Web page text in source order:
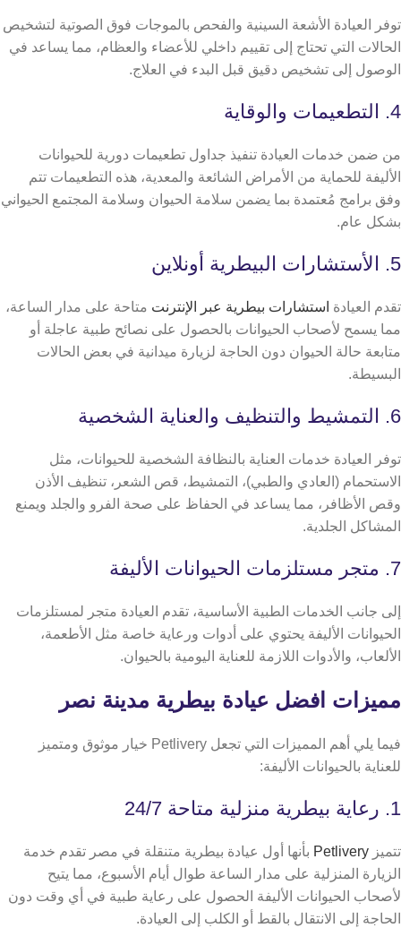
توفر العيادة الأشعة السينية والفحص بالموجات فوق الصوتية لتشخيص
الحالات التي تحتاج إلى تقييم داخلي للأعضاء والعظام، مما يساعد في
الوصول إلى تشخيص دقيق قبل البدء في العلاج.
4. التطعيمات والوقاية
من ضمن خدمات العيادة تنفيذ جداول تطعيمات دورية للحيوانات
الأليفة للحماية من الأمراض الشائعة والمعدية، هذه التطعيمات تتم
وفق برامج مُعتمدة بما يضمن سلامة الحيوان وسلامة المجتمع الحيواني
بشكل عام.
5. الأستشارات البيطرية أونلاين
تقدم العيادة استشارات بيطرية عبر الإنترنت متاحة على مدار الساعة،
مما يسمح لأصحاب الحيوانات بالحصول على نصائح طبية عاجلة أو
متابعة حالة الحيوان دون الحاجة لزيارة ميدانية في بعض الحالات
البسيطة.
6. التمشيط والتنظيف والعناية الشخصية
توفر العيادة خدمات العناية بالنظافة الشخصية للحيوانات، مثل
الاستحمام (العادي والطبي)، التمشيط، قص الشعر، تنظيف الأذن
وقص الأظافر، مما يساعد في الحفاظ على صحة الفرو والجلد ويمنع
المشاكل الجلدية.
7. متجر مستلزمات الحيوانات الأليفة
إلى جانب الخدمات الطبية الأساسية، تقدم العيادة متجر لمستلزمات
الحيوانات الأليفة يحتوي على أدوات ورعاية خاصة مثل الأطعمة،
الألعاب، والأدوات اللازمة للعناية اليومية بالحيوان.
مميزات افضل عيادة بيطرية مدينة نصر
فيما يلي أهم المميزات التي تجعل Petlivery خيار موثوق ومتميز
للعناية بالحيوانات الأليفة:
1. رعاية بيطرية منزلية متاحة 24/7
تتميز Petlivery بأنها أول عيادة بيطرية متنقلة في مصر تقدم خدمة
الزيارة المنزلية على مدار الساعة طوال أيام الأسبوع، مما يتيح
لأصحاب الحيوانات الأليفة الحصول على رعاية طبية في أي وقت دون
الحاجة إلى الانتقال بالقط أو الكلب إلى العيادة.